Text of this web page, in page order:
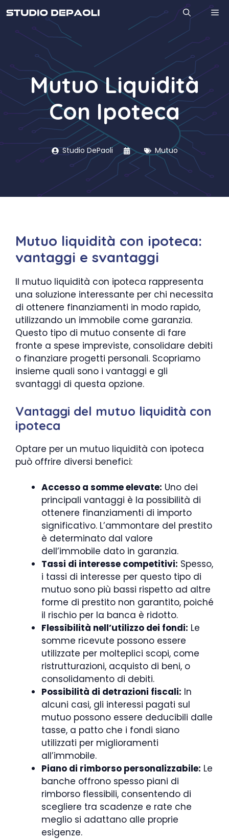
al
contenuto
Mutuo Liquidità
Con Ipoteca
Studio DePaoli Mutuo
Mutuo liquidità con ipoteca:
vantaggi e svantaggi
Il mutuo liquidità con ipoteca rappresenta
una soluzione interessante per chi necessita
di ottenere finanziamenti in modo rapido,
utilizzando un immobile come garanzia.
Questo tipo di mutuo consente di fare
fronte a spese impreviste, consolidare debiti
o finanziare progetti personali. Scopriamo
insieme quali sono i vantaggi e gli
svantaggi di questa opzione.
Vantaggi del mutuo liquidità con
ipoteca
Optare per un mutuo liquidità con ipoteca
può offrire diversi benefici:
Accesso a somme elevate: Uno dei
principali vantaggi è la possibilità di
ottenere finanziamenti di importo
significativo. L’ammontare del prestito
è determinato dal valore
dell’immobile dato in garanzia.
Tassi di interesse competitivi: Spesso,
i tassi di interesse per questo tipo di
mutuo sono più bassi rispetto ad altre
forme di prestito non garantito, poiché
il rischio per la banca è ridotto.
Flessibilità nell’utilizzo dei fondi: Le
somme ricevute possono essere
utilizzate per molteplici scopi, come
ristrutturazioni, acquisto di beni, o
consolidamento di debiti.
Possibilità di detrazioni fiscali: In
alcuni casi, gli interessi pagati sul
mutuo possono essere deducibili dalle
tasse, a patto che i fondi siano
utilizzati per miglioramenti
all’immobile.
Piano di rimborso personalizzabile: Le
banche offrono spesso piani di
rimborso flessibili, consentendo di
scegliere tra scadenze e rate che
meglio si adattano alle proprie
esigenze.